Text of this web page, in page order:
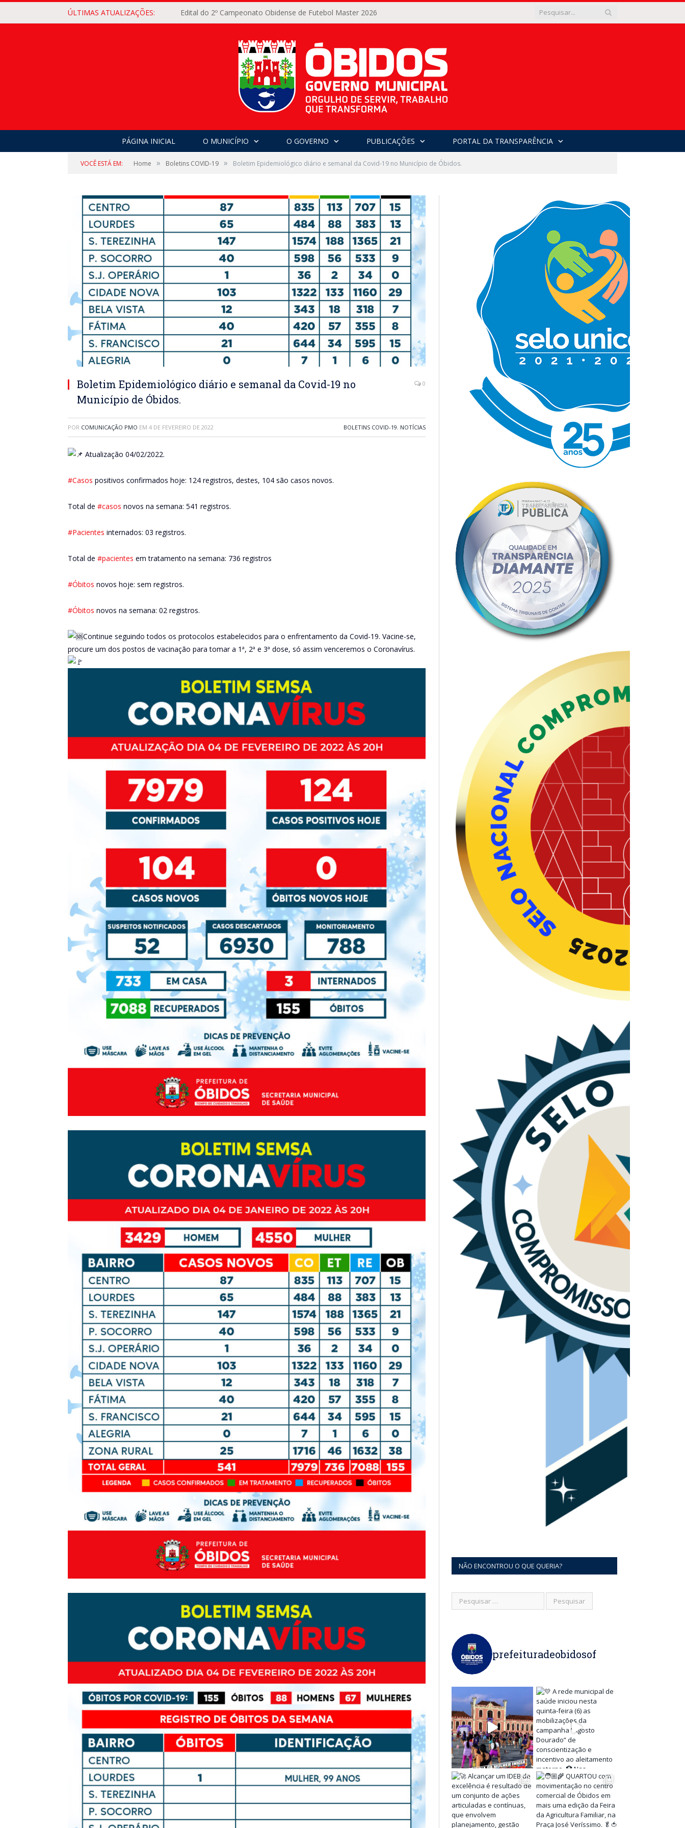
ÚLTIMAS ATUALIZAÇÕES: Edital do 2º Campeonato Obidense de Futebol Master 2026
PÁGINA INICIAL O MUNICÍPIO O GOVERNO PUBLICAÇÕES PORTAL DA TRANSPARÊNCIA
VOCÊ ESTÁ EM: Home » Boletins COVID-19 » Boletim Epidemiológico diário e semanal da Covid-19 no Município de Óbidos.
Boletim Epidemiológico diário e semanal da Covid-19 no
Município de Óbidos.
0
POR COMUNICAÇÃO PMO EM 4 DE FEVEREIRO DE 2022 BOLETINS COVID-19, NOTÍCIAS
Atualização 04/02/2022.
#Casos positivos confirmados hoje: 124 registros, destes, 104 são casos novos.
Total de #casos novos na semana: 541 registros.
#Pacientes internados: 03 registros.
Total de #pacientes em tratamento na semana: 736 registros
#Óbitos novos hoje: sem registros.
#Óbitos novos na semana: 02 registros.
Continue seguindo todos os protocolos estabelecidos para o enfrentamento da Covid-19. Vacine-se,
procure um dos postos de vacinação para tomar a 1ª, 2ª e 3ª dose, só assim venceremos o Coronavírus.
NÃO ENCONTROU O QUE QUERIA?
prefeituradeobidosof